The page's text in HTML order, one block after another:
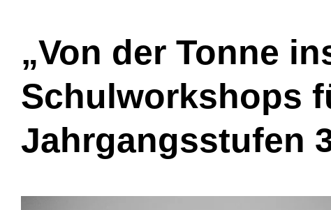
„Von der Tonne
Schulworkshops
Jahrgangsstufen